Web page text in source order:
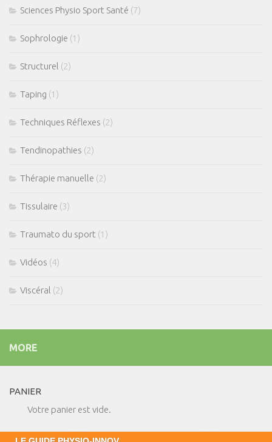
Sciences Physio Sport Santé (7)
Sophrologie (1)
Structurel (2)
Taping (1)
Techniques Réflexes (2)
Tendinopathies (2)
Thérapie manuelle (2)
Tissulaire (3)
Traumato du sport (1)
Vidéos (4)
Viscéral (2)
MORE
PANIER
Votre panier est vide.